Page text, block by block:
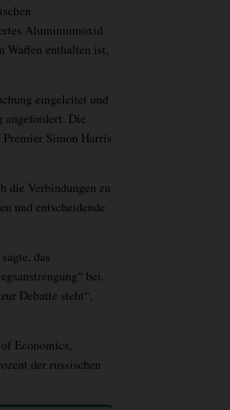
Aluminiumoxid
Waffen enthalten ist,
eingeleitet und
angefordert. Die
Premier Simon Harris
die Verbindungen zu
und entscheidende
das
bei.
Debatte steht“,
Economics,
der russischen